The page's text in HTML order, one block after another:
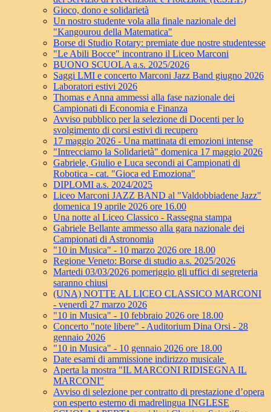
Gioco, dono e solidarietà
Un nostro studente vola alla finale nazionale del
"Kangourou della Matematica"
Borse di Studio Rotary: premiate due nostre studentesse
"Le Abili Bocce" incontrano il Liceo Marconi
BUONO SCUOLA a.s. 2025/2026
Saggi LMI e concerto Marconi Jazz Band giugno 2026
Laboratori estivi 2026
Thomas e Anna ammessi alla fase nazionale dei
Campionati di Economia e Finanza
Avviso pubblico per la selezione di Docenti per lo
svolgimento di corsi estivi di recupero
17 maggio 2026 - Una mattinata di emozioni intense
"Intrecciamo la Solidarietà" domenica 17 maggio 2026
Gabriele, Giulio e Luca secondi ai Campionati di
Robotica - cat. "Gioca ed Emoziona"
DIPLOMI a.s. 2024/2025
Liceo Marconi JAZZ BAND al "Valdobbiadene Jazz"
domenica 19 aprile 2026 ore 16.00
Una notte al Liceo Classico - Rassegna stampa
Gabriele Bellante ammesso alla gara nazionale dei
Campionati di Astronomia
"10 in Musica" - 10 marzo 2026 ore 18.00
Regione Veneto: Borse di studio a.s. 2025/2026
Martedi 03/03/2026 pomeriggio gli uffici di segreteria
saranno chiusi
(UNA) NOTTE AL LICEO CLASSICO MARCONI
- venerdì 27 marzo 2026
"10 in Musica" - 10 febbraio 2026 ore 18.00
Concerto "note libere" - Auditorium Dina Orsi - 28
gennaio 2026
"10 in Musica" - 10 gennaio 2026 ore 18.00
Date esami di ammissione indirizzo musicale
Aperta la mostra "IL MARCONI RIDISEGNA IL
MARCONI"
Avviso di selezione per contratto di prestazione d’opera
con esperto esterno di madrelingua INGLESE